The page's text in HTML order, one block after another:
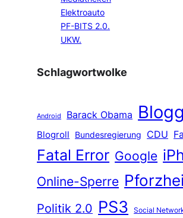
Elektroauto
PF-BITS 2.0.
UKW.
Schlagwortwolke
Android Barack Obama
Blogroll Bundesregierung CDU
Fatal Error Google
Online-Sperre
Politik 2.0 PS3 Social